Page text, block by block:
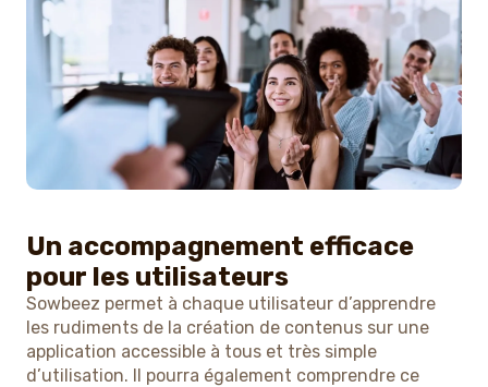
Un accompagnement efficace
pour les utilisateurs
Sowbeez permet à chaque utilisateur d’apprendre
les rudiments de la création de contenus sur une
application accessible à tous et très simple
d’utilisation. Il pourra également comprendre ce